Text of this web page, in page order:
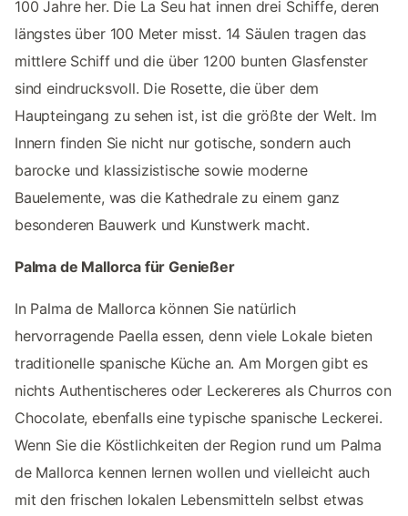
100 Jahre her. Die La Seu hat innen drei Schiffe, deren
längstes über 100 Meter misst. 14 Säulen tragen das
mittlere Schiff und die über 1200 bunten Glasfenster
sind eindrucksvoll. Die Rosette, die über dem
Haupteingang zu sehen ist, ist die größte der Welt. Im
Innern finden Sie nicht nur gotische, sondern auch
barocke und klassizistische sowie moderne
Bauelemente, was die Kathedrale zu einem ganz
besonderen Bauwerk und Kunstwerk macht.
Palma de Mallorca für Genießer
In Palma de Mallorca können Sie natürlich
hervorragende Paella essen, denn viele Lokale bieten
traditionelle spanische Küche an. Am Morgen gibt es
nichts Authentischeres oder Leckereres als Churros con
Chocolate, ebenfalls eine typische spanische Leckerei.
Wenn Sie die Köstlichkeiten der Region rund um Palma
de Mallorca kennen lernen wollen und vielleicht auch
mit den frischen lokalen Lebensmitteln selbst etwas